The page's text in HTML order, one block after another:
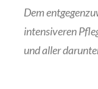
Dem
intensiveren
und aller